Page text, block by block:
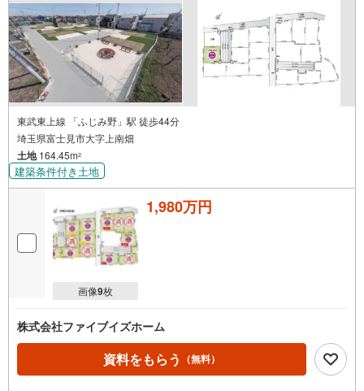
東武東上線 「ふじみ野」駅 徒歩44分
埼玉県富士見市大字上南畑
土地164.45m2
建築条件付き土地
画像9枚
1,980万円
株式会社ファイブイズホーム
資料をもらう （無料）